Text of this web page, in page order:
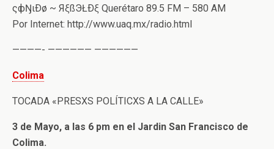
ςфŊιÐø ~ ЯξßЭŁÐξ Querétaro 89.5 FM – 580 AM
Por Internet: http://www.uaq.mx/radio.html
————- —————— ——————
Colima
TOCADA «PRESXS POLÍTICXS A LA CALLE»
3 de Mayo, a las 6 pm en el Jardin San Francisco de
Colima.